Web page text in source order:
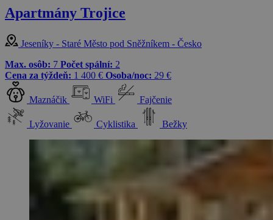
Apartmány Trojice
Jeseníky - Staré Město pod Sněžníkem - Česko
Max. osôb: 7 Počet spální: 2
Cena za týždeň: 1 400 € Osoba/noc: 29 €
Maznáčik WiFi Fajčenie
Lyžovanie Cyklistika Bežky